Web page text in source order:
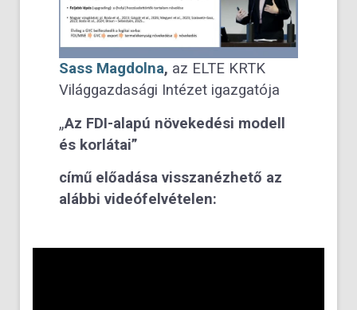
Sass Magdolna, az ELTE KRTK
Világgazdasági Intézet igazgatója
„Az FDI-alapú növekedési modell
és korlátai”
című előadása visszanézhető az
alábbi videófelvételen: